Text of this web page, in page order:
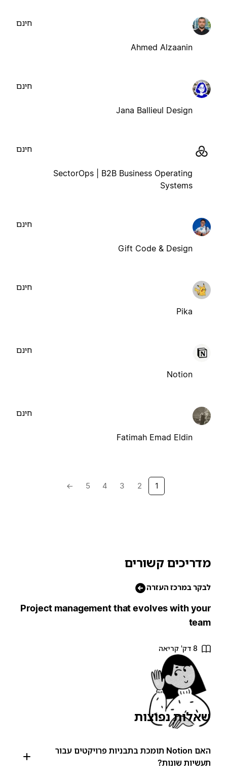
Ahmed Alzaanin
חינם
Jana Ballieul Design
חינם
SectorOps | B2B Business Operating
Systems
חינם
Gift Code & Design
חינם
Pika
חינם
Notion
חינם
Fatimah Emad Eldin
חינם
1
2
3
4
5
→
מדריכים קשורים
לבקר במרכז העזרה
Project management that evolves with your
team
8 דק' קריאה
שאלות נפוצות
האם Notion תומכת בתבניות פרויקטים עבור
תעשיות שונות?